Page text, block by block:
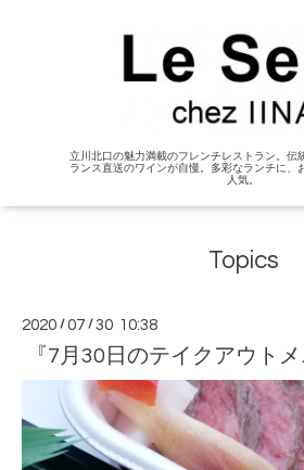
立川北口の魅力満載のフレンチレストラン。伝
ランス直送のワインが自慢。多彩なランチに、
人気。
Topics
2020 /07 /30 10:38
『7月30日のテイクアウトメ